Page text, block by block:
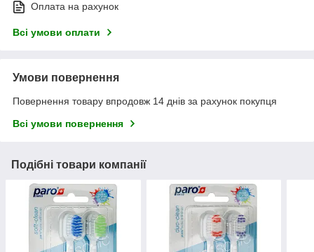
Оплата на рахунок
Всі умови оплати
Умови повернення
Повернення товару впродовж 14 днів за рахунок покупця
Всі умови повернення
Подібні товари компанії